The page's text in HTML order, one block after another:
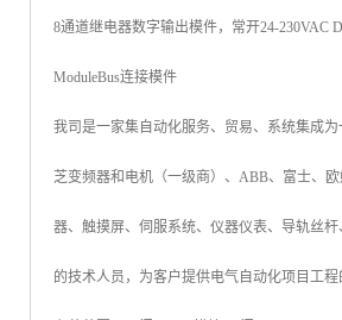
8通道继电器数字输出模件，常开24-230VAC
ModuleBus连接模件
我司是一家集自动化服务、贸易、系统集成
芝变频器和电机（一级商）、ABB、富士、
器、触摸屏、伺服系统、仪器仪表、导轨丝
的技术人员，为客户提供电气自动化项目工